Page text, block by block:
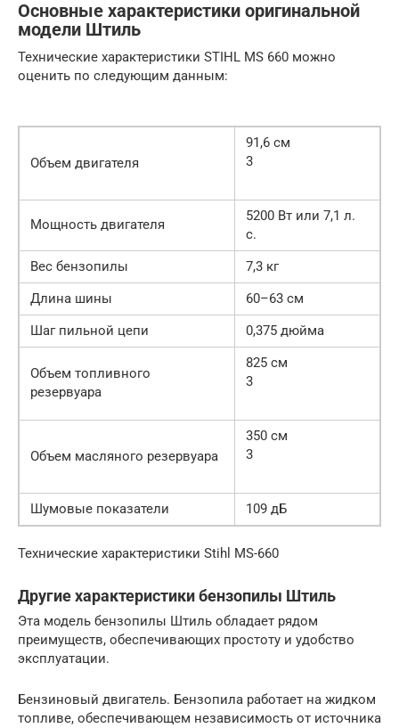
Основные характеристики оригинальной
модели Штиль
Технические характеристики STIHL MS 660 можно
оценить по следующим данным:
Объем двигателя
91,6 см
3
Мощность двигателя
5200 Вт или 7,1 л.
с.
Вес бензопилы
7,3 кг
Длина шины
60–63 см
Шаг пильной цепи
0,375 дюйма
Объем топливного
резервуара
825 см
3
Объем масляного резервуара
350 см
3
Шумовые показатели 109 дБ
Технические характеристики Stihl MS-660
Другие характеристики бензопилы Штиль
Эта модель бензопилы Штиль обладает рядом
преимуществ, обеспечивающих простоту и удобство
эксплуатации.
Бензиновый двигатель. Бензопила работает на жидком
топливе, обеспечивающем независимость от источника